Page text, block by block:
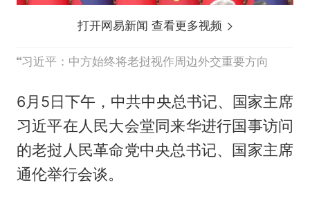
打开网易新闻 查看更多视频
习近平：中方始终将老挝视作周边外交重要方向
6月5日下午，中共中央总书记、国家主席
习近平在人民大会堂同来华进行国事访问
的老挝人民革命党中央总书记、国家主席
通伦举行会谈。